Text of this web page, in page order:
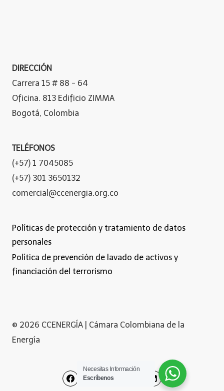
DIRECCIÓN
Carrera 15 # 88 - 64
Oficina. 813 Edificio ZIMMA
Bogotá, Colombia
TELÉFONOS
(+57) 1 7045085
(+57) 301 3650132
comercial@ccenergia.org.co
Políticas de protección y tratamiento de datos
personales
Política de prevención de lavado de activos y
financiación del terrorismo
© 2026 CCENERGÍA | Cámara Colombiana de la
Energía
Necesitas Información
Escríbenos